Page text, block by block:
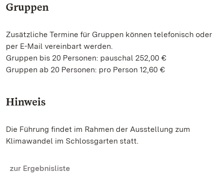
Gruppen
Zusätzliche Termine für Gruppen können telefonisch oder
per E-Mail vereinbart werden.
Gruppen bis 20 Personen: pauschal 252,00 €
Gruppen ab 20 Personen: pro Person 12,60 €
Hinweis
Die Führung findet im Rahmen der Ausstellung zum
Klimawandel im Schlossgarten statt.
zur Ergebnisliste